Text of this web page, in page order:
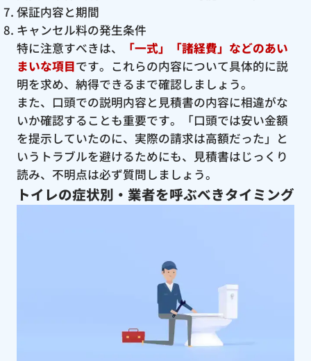
保証内容と期間
キャンセル料の発生条件
特に注意すべきは、
「一式」「諸経費」などのあい
まいな項目です。これらの内容について具体的に説
明を求め、納得できるまで確認しましょう。
また、口頭での説明内容と見積書の内容に相違がな
いか確認することも重要です。「口頭では安い金額
を提示していたのに、実際の請求は高額だった」と
いうトラブルを避けるためにも、見積書はじっくり
読み、不明点は必ず質問しましょう。
トイレの症状別・業者を呼ぶべきタイミング